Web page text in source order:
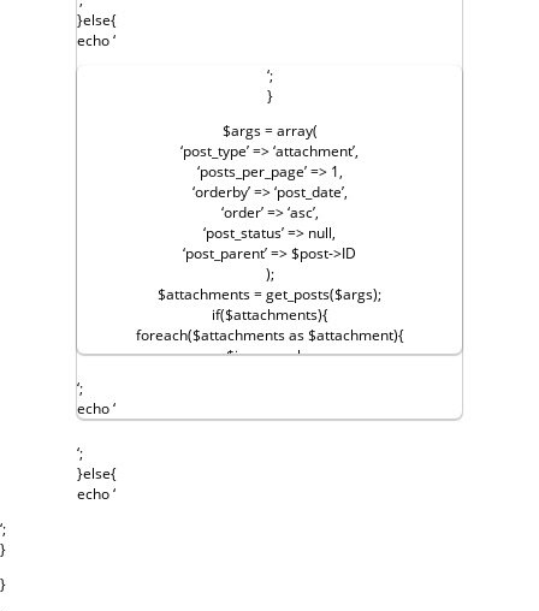
}else{
echo ‘
‘;
}
$args = array(
‘post_type’ => ‘attachment’,
‘posts_per_page’ => 1,
‘orderby’ => ‘post_date’,
‘order’ => ‘asc’,
‘post_status’ => null,
‘post_parent’ => $post->ID
);
$attachments = get_posts($args);
if($attachments){
foreach($attachments as $attachment){
$image_url =
echo ‘
‘;
echo ‘
‘;
}else{
echo ‘
‘;
}
}